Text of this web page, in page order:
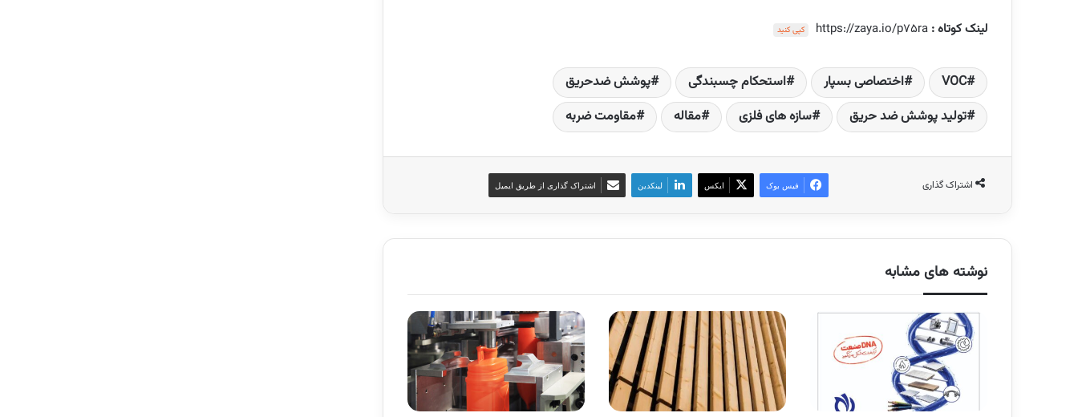
لینک کوتاه : https://zaya.io/p75ra کپی کنید
VOC اختصاصی بسپار استحکام چسبندگی
پوشش ضدحریق
تولید پوشش ضد حریق
سازه های فلزی مقاله مقاومت ضربه
اشتراک گذاری فیس بوک ایکس لینکدین اشتراک گذاری از طریق ایمیل
نوشته های مشابه